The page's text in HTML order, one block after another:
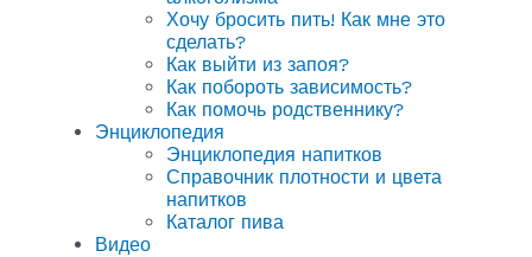
Хочу бросить пить! Как мне это
сделать?
Как выйти из запоя?
Как побороть зависимость?
Как помочь родственнику?
Энциклопедия
Энциклопедия напитков
Справочник плотности и цвета
напитков
Каталог пива
Видео